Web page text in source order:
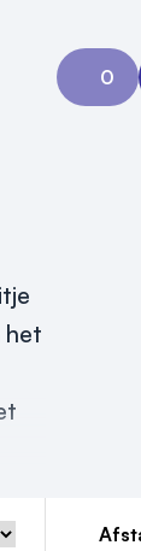
0
het